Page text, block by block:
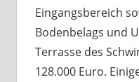
Eingangsbereich
Bodenbelags und
Terrasse des
128.000 Euro.